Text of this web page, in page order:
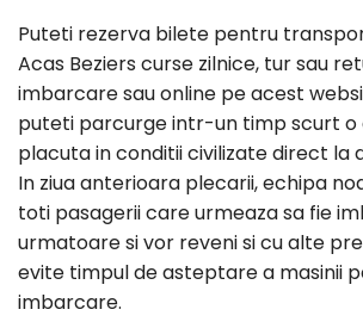
Puteti rezerva bilete pentru
Acas Beziers curse zilnice, tur sau
imbarcare sau online pe acest
puteti parcurge intr-un timp scurt
placuta in conditii civilizate direct la
In ziua anterioara plecarii, echipa
toti pasagerii care urmeaza sa fie
urmatoare si vor reveni si cu alte
evite timpul de asteptare a masinii
imbarcare.